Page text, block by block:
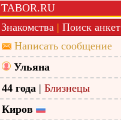
TABOR.RU
Знакомства | Поиск анкет
Написать сообщение
Ульяна
44 года | Близнецы
Киров